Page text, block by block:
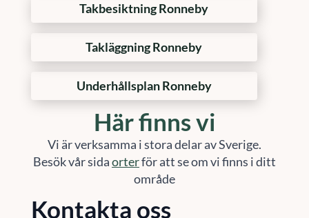
Takbesiktning Ronneby
Takläggning Ronneby
Underhållsplan Ronneby
Här finns vi
Vi är verksamma i stora delar av Sverige.
Besök vår sidaorterför att se om vi finns i ditt
område
Kontakta oss